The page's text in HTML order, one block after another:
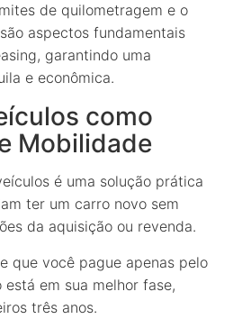
de quilometragem e o
aspectos fundamentais
garantindo uma
e econômica.
como
Mobilidade
é uma solução prática
ter um carro novo sem
da aquisição ou revenda.
que você pague apenas pelo
em sua melhor fase,
três anos.